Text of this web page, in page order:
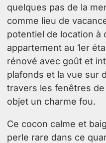
quelques pas de la
comme lieu de
potentiel de location à
appartement au 1er
rénové avec goût et
plafonds et la vue sur
travers les fenêtres
objet un charme fou.
Ce cocon calme et
perle rare dans ce